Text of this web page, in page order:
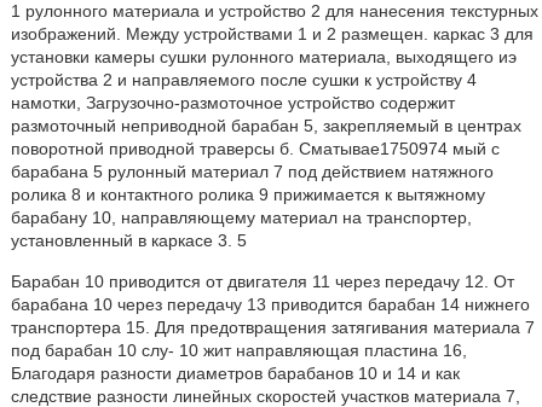
1 рулонного материала и устройство 2 для нанесения текстурных
изображений. Между устройствами 1 и 2 размещен. каркас 3 для
установки камеры сушки рулонного материала, выходящего иэ
устройства 2 и направляемого после сушки к устройству 4
намотки, Загрузочно-размоточное устройство содержит
размоточный неприводной барабан 5, закрепляемый в центрах
поворотной приводной траверсы б. Сматывае1750974 мый с
барабана 5 рулонный материал 7 под действием натяжного
ролика 8 и контактного ролика 9 прижимается к вытяжному
барабану 10, направляющему материал на транспортер,
установленный в каркасе 3. 5
Барабан 10 приводится от двигателя 11 через передачу 12. От
барабана 10 через передачу 13 приводится барабан 14 нижнего
транспортера 15. Для предотвращения затягивания материала 7
под барабан 10 слу- 10 жит направляющая пластина 16,
Благодаря разности диаметров барабанов 10 и 14 и как
следствие разности линейных скоростей участков материала 7,